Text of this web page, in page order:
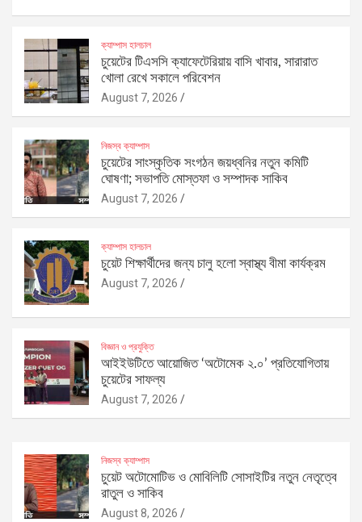
ক্যাম্পাস হালচাল
চুয়েটের টিএসসি ক্যাফেটেরিয়ায় বাসি খাবার, সারারাত
খোলা রেখে সকালে পরিবেশন
August 7, 2026
নিজস্ব ক্যাম্পাস
চুয়েটের সাংস্কৃতিক সংগঠন জয়ধ্বনির নতুন কমিটি
ঘোষণা; সভাপতি মোস্তফা ও সম্পাদক সাকিব
August 7, 2026
ক্যাম্পাস হালচাল
চুয়েট শিক্ষার্থীদের জন্য চালু হলো স্বাস্থ্য বীমা কার্যক্রম
August 7, 2026
বিজ্ঞান ও প্রযুক্তি
আইইউটিতে আয়োজিত ‘অটোমেক ২.০’ প্রতিযোগিতায়
চুয়েটের সাফল্য
August 7, 2026
নিজস্ব ক্যাম্পাস
চুয়েট অটোমোটিভ ও মোবিলিটি সোসাইটির নতুন নেতৃত্বে
রাতুল ও সাকিব
August 8, 2026